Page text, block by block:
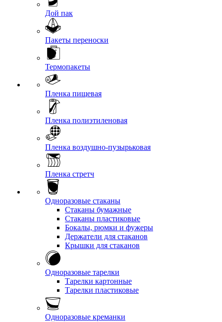
Дой пак
Пакеты переноски
Термопакеты
Пленка пищевая
Пленка полиэтиленовая
Пленка воздушно-пузырьковая
Пленка стретч
Одноразовые стаканы
Стаканы бумажные
Стаканы пластиковые
Бокалы, рюмки и фужеры
Держатели для стаканов
Крышки для стаканов
Одноразовые тарелки
Тарелки картонные
Тарелки пластиковые
Одноразовые креманки